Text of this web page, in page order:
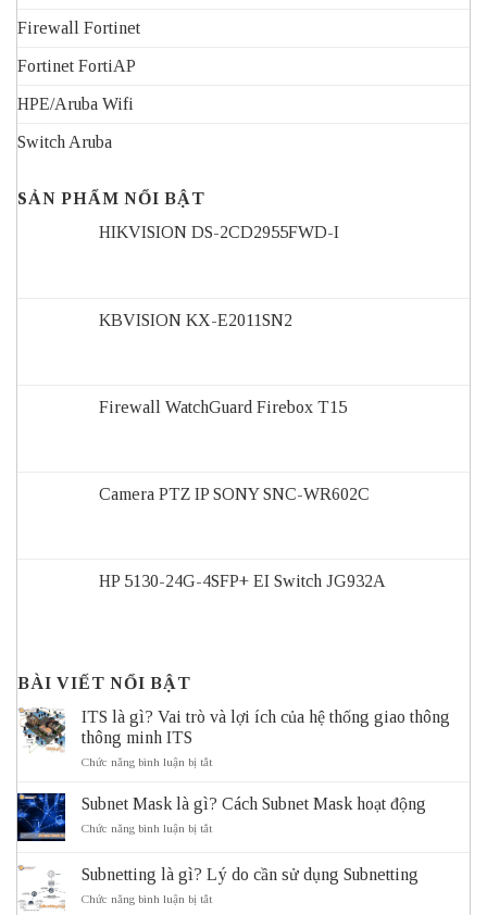
Firewall Fortinet
Fortinet FortiAP
HPE/Aruba Wifi
Switch Aruba
SẢN PHẨM NỔI BẬT
HIKVISION DS-2CD2955FWD-I
KBVISION KX-E2011SN2
Firewall WatchGuard Firebox T15
Camera PTZ IP SONY SNC-WR602C
HP 5130-24G-4SFP+ EI Switch JG932A
BÀI VIẾT NỔI BẬT
ITS là gì? Vai trò và lợi ích của hệ thống giao thông
thông minh ITS
Chức năng bình luận bị tắtở
gì?
Vai
lợi
của
Subnet Mask là gì? Cách Subnet Mask hoạt động
Chức năng bình luận bị tắtở
là
Subnetting là gì? Lý do cần sử dụng Subnetting
Chức năng bình luận bị tắtở